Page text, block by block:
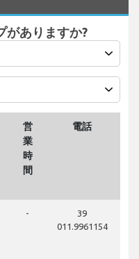
がありますか?
営
業
時
間
電話
-
39
011.9961154